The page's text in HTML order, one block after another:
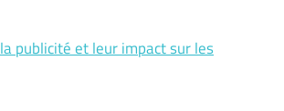
publicité et leur impact sur les